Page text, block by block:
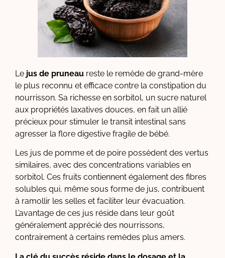
Le jus de pruneau reste le remède de grand-mère
le plus reconnu et efficace contre la constipation du
nourrisson. Sa richesse en sorbitol, un sucre naturel
aux propriétés laxatives douces, en fait un allié
précieux pour stimuler le transit intestinal sans
agresser la flore digestive fragile de bébé.
Les jus de pomme et de poire possèdent des vertus
similaires, avec des concentrations variables en
sorbitol. Ces fruits contiennent également des fibres
solubles qui, même sous forme de jus, contribuent
à ramollir les selles et faciliter leur évacuation.
L’avantage de ces jus réside dans leur goût
généralement apprécié des nourrissons,
contrairement à certains remèdes plus amers.